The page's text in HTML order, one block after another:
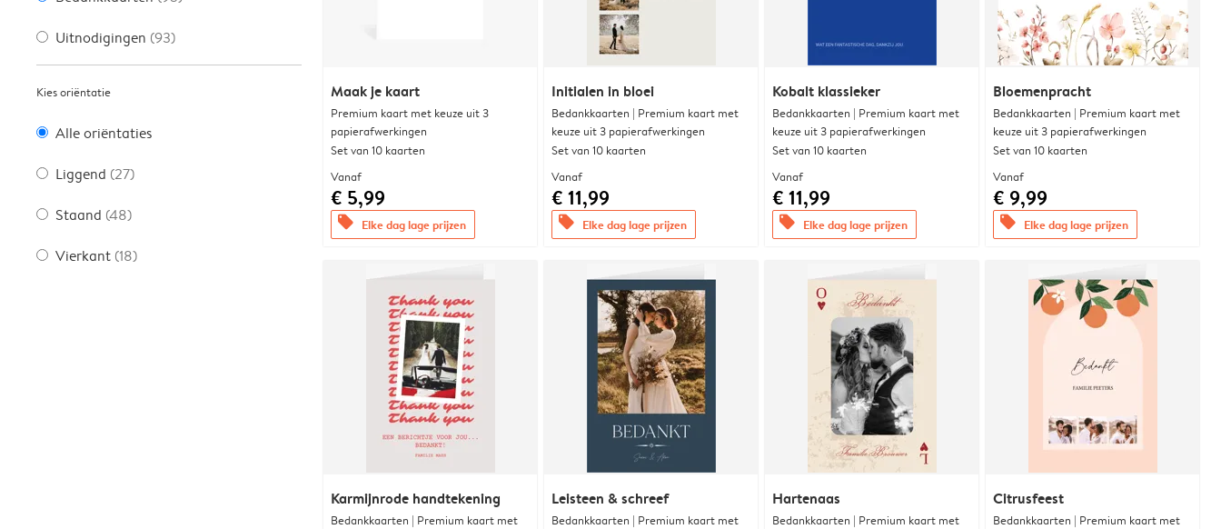
Uitnodigingen (93)
Kies oriëntatie
Alle oriëntaties
Liggend (27)
Staand (48)
Vierkant (18)
Maak je kaart
Premium kaart met keuze uit 3
papierafwerkingen
Set van 10 kaarten
Vanaf
€ 5,99
offers Elke dag lage prijzen
Initialen in bloei
Bedankkaarten | Premium kaart met
keuze uit 3 papierafwerkingen
Set van 10 kaarten
Vanaf
€ 11,99
offers Elke dag lage prijzen
Kobalt klassieker
Bedankkaarten | Premium kaart met
keuze uit 3 papierafwerkingen
Set van 10 kaarten
Vanaf
€ 11,99
offers Elke dag lage prijzen
Bloemenpracht
Bedankkaarten | Premium kaart met
keuze uit 3 papierafwerkingen
Set van 10 kaarten
Vanaf
€ 9,99
offers Elke dag lage prijzen
Karmijnrode handtekening
Bedankkaarten | Premium kaart met
Leisteen & schreef
Bedankkaarten | Premium kaart met
Hartenaas
Bedankkaarten | Premium kaart met
Citrusfeest
Bedankkaarten | Premium kaart met